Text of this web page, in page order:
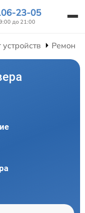
23-05
до 21:00
устройств Ремонт